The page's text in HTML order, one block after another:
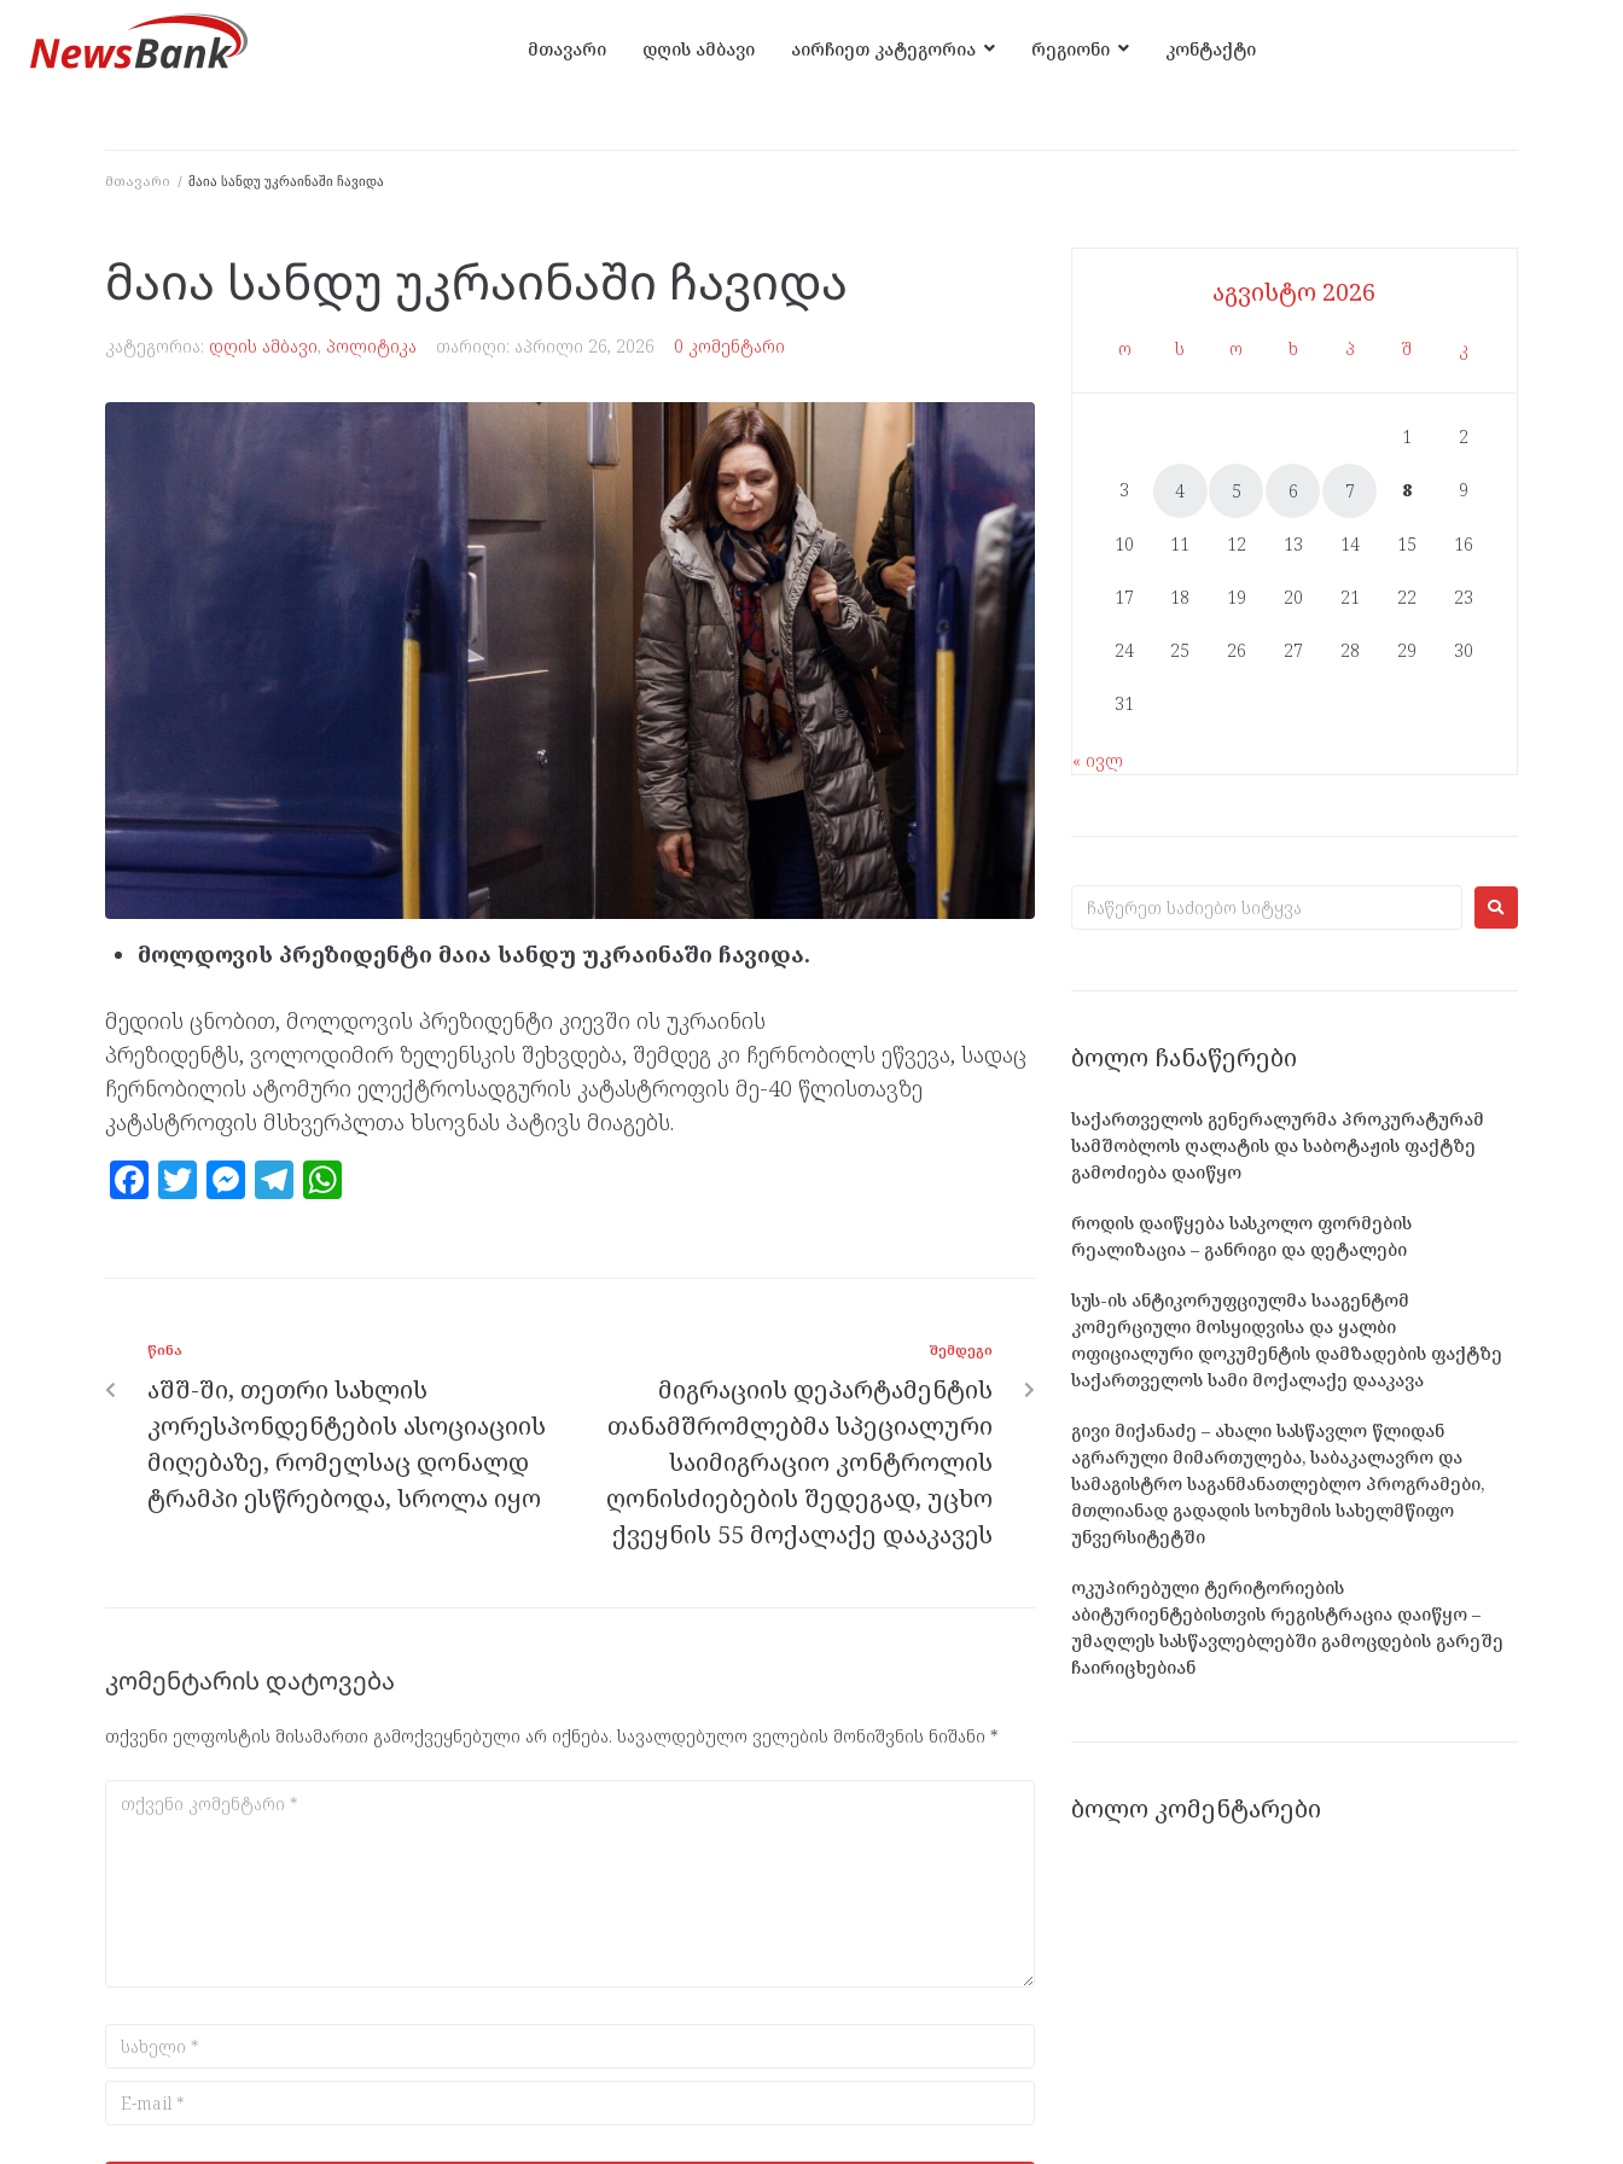
მთავარი დღის ამბავი აირჩიეთ კატეგორია რეგიონი კონტაქტი
მთავარი / მაია სანდუ უკრაინაში ჩავიდა
მაია სანდუ უკრაინაში ჩავიდა
კატეგორია: დღის ამბავი, პოლიტიკა თარიღი: აპრილი 26, 2026 0 კომენტარი
მოლდოვის პრეზიდენტი მაია სანდუ უკრაინაში ჩავიდა.
მედიის ცნობით, მოლდოვის პრეზიდენტი კიევში ის უკრაინის
პრეზიდენტს, ვოლოდიმირ ზელენსკის შეხვდება, შემდეგ კი ჩერნობილს ეწვევა, სადაც
ჩერნობილის ატომური ელექტროსადგურის კატასტროფის მე-40 წლისთავზე
კატასტროფის მსხვერპლთა ხსოვნას პატივს მიაგებს.
F
o
o
k
T M
er
T
m p
p
ᲬᲘᲜᲐ
აშშ-ში, თეთრი სახლის
კორესპონდენტების ასოციაციის
მიღებაზე, რომელსაც დონალდ
ტრამპი ესწრებოდა, სროლა იყო
ᲨᲔᲛᲓᲔᲒᲘ
მიგრაციის დეპარტამენტის
თანამშრომლებმა სპეციალური
საიმიგრაციო კონტროლის
ღონისძიებების შედეგად, უცხო
ქვეყნის 55 მოქალაქე დააკავეს
კომენტარის დატოვება
თქვენი ელფოსტის მისამართი გამოქვეყნებული არ იქნება. სავალდებულო ველების მონიშვნის ნიშანი *
აგვისტო 2026
ო ს ო ხ პ შ კ
1 2
3 4 5 6 7 8 9
10 11 12 13 14 15 16
17 18 19 20 21 22 23
24 25 26 27 28 29 30
31
« ივლ
ᲑᲝᲚᲝ ᲩᲐᲜᲐᲬᲔᲠᲔᲑᲘ
საქართველოს გენერალურმა პროკურატურამ
სამშობლოს ღალატის და საბოტაჟის ფაქტზე
გამოძიება დაიწყო
როდის დაიწყება სასკოლო ფორმების
რეალიზაცია – განრიგი და დეტალები
სუს-ის ანტიკორუფციულმა სააგენტომ
კომერციული მოსყიდვისა და ყალბი
ოფიციალური დოკუმენტის დამზადების ფაქტზე
საქართველოს სამი მოქალაქე დააკავა
გივი მიქანაძე – ახალი სასწავლო წლიდან
აგრარული მიმართულება, საბაკალავრო და
სამაგისტრო საგანმანათლებლო პროგრამები,
მთლიანად გადადის სოხუმის სახელმწიფო
უნვერსიტეტში
ოკუპირებული ტერიტორიების
აბიტურიენტებისთვის რეგისტრაცია დაიწყო –
უმაღლეს სასწავლებლებში გამოცდების გარეშე
ჩაირიცხებიან
ᲑᲝᲚᲝ ᲙᲝᲛᲔᲜᲢᲐᲠᲔᲑᲘ